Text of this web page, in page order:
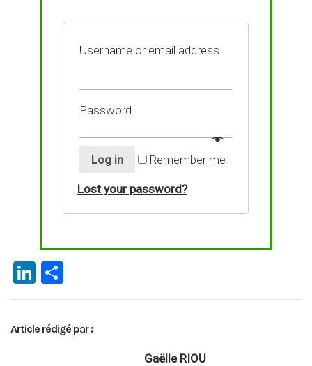
Username or email address
Password
Log in Remember me
Lost your password?
Li
n
ke
dI
ar
ta
g
Article rédigé par :
Gaëlle RIOU